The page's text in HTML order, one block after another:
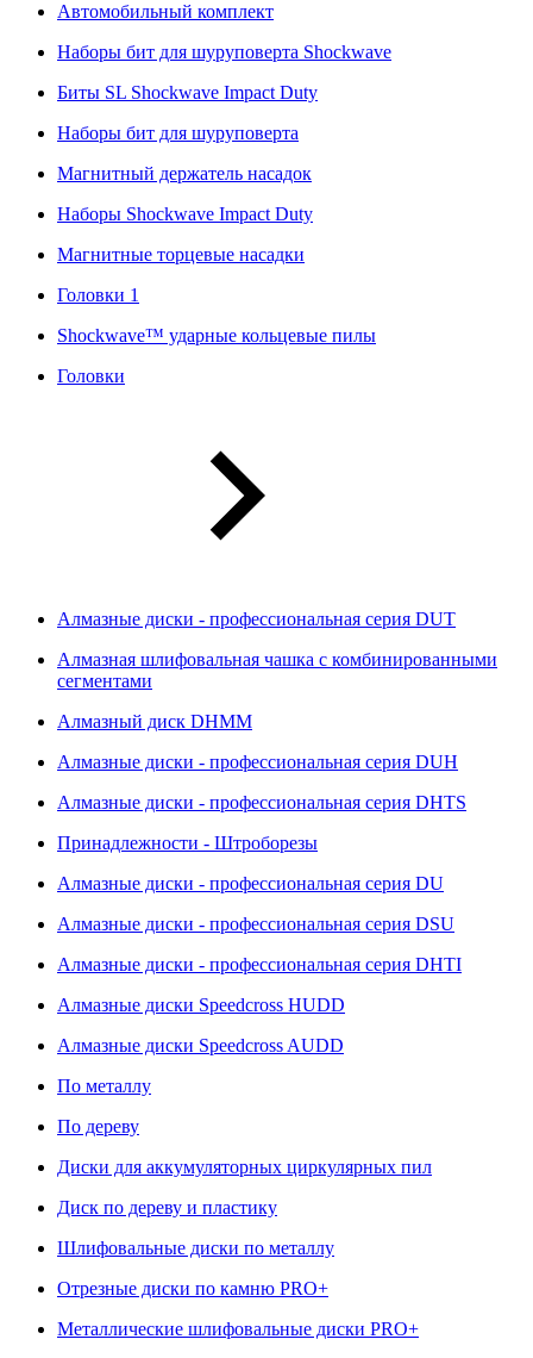
Автомобильный комплект
Наборы бит для шуруповерта Shockwave
Биты SL Shockwave Impact Duty
Наборы бит для шуруповерта
Магнитный держатель насадок
Наборы Shockwave Impact Duty
Магнитные торцевые насадки
Головки 1
Shockwave™ ударные кольцевые пилы
Головки
Алмазные диски - профессиональная серия DUT
Алмазная шлифовальная чашка с комбинированными
сегментами
Алмазный диск DHMM
Алмазные диски - профессиональная серия DUH
Алмазные диски - профессиональная серия DHTS
Принадлежности - Штроборезы
Алмазные диски - профессиональная серия DU
Алмазные диски - профессиональная серия DSU
Алмазные диски - профессиональная серия DHTI
Алмазные диски Speedcross HUDD
Алмазные диски Speedcross AUDD
По металлу
По дереву
Диски для аккумуляторных циркулярных пил
Диск по дереву и пластику
Шлифовальные диски по металлу
Отрезные диски по камню PRO+
Металлические шлифовальные диски PRO+